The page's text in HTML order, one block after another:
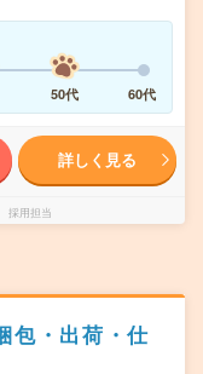
50代 60代
詳しく見る
採用担当
包・出荷・仕